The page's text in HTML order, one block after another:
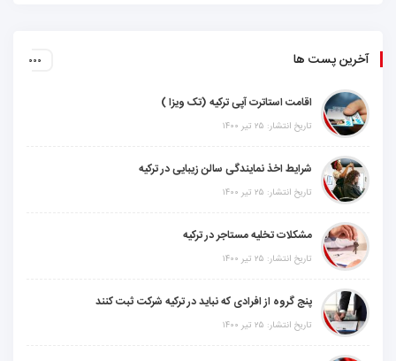
آخرین پست ها
اقامت استاترت آپی ترکیه (تک ویزا )
تاریخ انتشار: ۲۵ تیر ۱۴۰۰
شرایط اخذ نمایندگی سالن زیبایی در ترکیه
تاریخ انتشار: ۲۵ تیر ۱۴۰۰
مشکلات تخلیه مستاجر در ترکیه
تاریخ انتشار: ۲۵ تیر ۱۴۰۰
پنج گروه از افرادی که نباید در ترکیه شرکت ثبت کنند
تاریخ انتشار: ۲۵ تیر ۱۴۰۰